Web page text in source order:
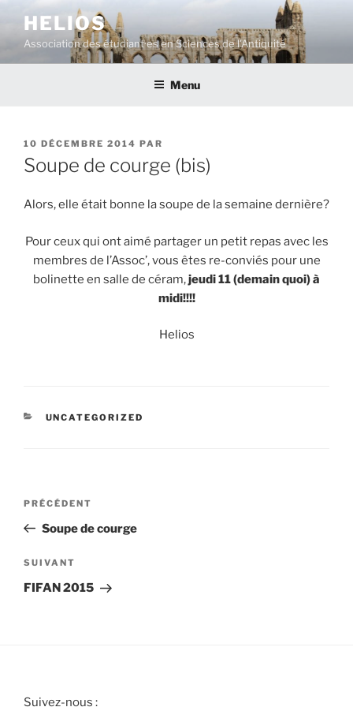
contenu
principal
HELIOS
Association des étudiant·es en Sciences de l'Antiquité
Menu
PUBLIÉ
LE
10 DÉCEMBRE 2014 PAR
Soupe de courge (bis)
Alors, elle était bonne la soupe de la semaine dernière?
Pour ceux qui ont aimé partager un petit repas avec les
membres de l’Assoc’, vous êtes re-conviés pour une
bolinette en salle de céram,jeudi 11 (demain quoi) à
midi!!!!
Helios
CATÉGORIES
UNCATEGORIZED
Navigation
l’article
Article
précédent
PRÉCÉDENT
Soupe de courge
Article
suivant
SUIVANT
FIFAN 2015
Suivez-nous :